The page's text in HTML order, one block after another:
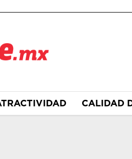
CALIDAD